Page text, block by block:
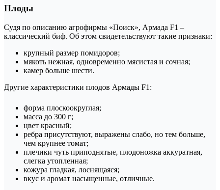
Плоды
Судя по описанию агрофирмы «Поиск», Армада F1 –
классический биф. Об этом свидетельствуют такие признаки:
крупный размер помидоров;
мякоть нежная, одновременно мясистая и сочная;
камер больше шести.
Другие характеристики плодов Армады F1:
форма плоскоокруглая;
масса до 300 г;
цвет красный;
ребра присутствуют, выражены слабо, но тем больше,
чем крупнее томат;
плечики чуть приподнятые, плодоножка аккуратная,
слегка утопленная;
кожура гладкая, лоснящаяся;
вкус и аромат насыщенные, отличные.